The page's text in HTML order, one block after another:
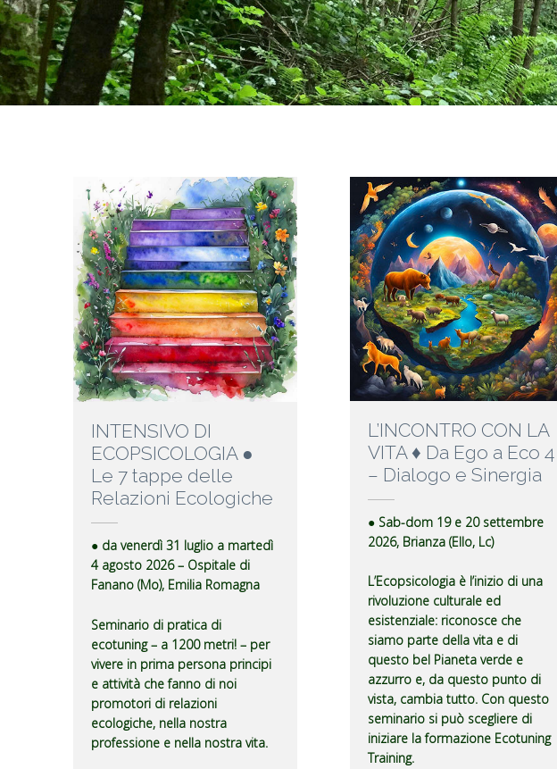
INTENSIVO DI
ECOPSICOLOGIA ●
Le 7 tappe delle
Relazioni Ecologiche
● da venerdì 31 luglio a martedì
4 agosto 2026 – Ospitale di
Fanano (Mo), Emilia Romagna
Seminario di pratica di
ecotuning – a 1200 metri! – per
vivere in prima persona principi
e attività che fanno di noi
promotori di relazioni
ecologiche, nella nostra
professione e nella nostra vita.
L’INCONTRO CON LA
VITA ♦ Da Ego a Eco 4
– Dialogo e Sinergia
● Sab-dom 19 e 20 settembre
2026, Brianza (Ello, Lc)
L’Ecopsicologia è l’inizio di una
rivoluzione culturale ed
esistenziale: riconosce che
siamo parte della vita e di
questo bel Pianeta verde e
azzurro e, da questo punto di
vista, cambia tutto. Con questo
seminario si può scegliere di
iniziare la formazione Ecotuning
Training.